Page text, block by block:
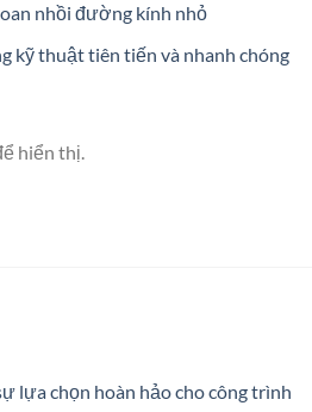
nhồi đường kính nhỏ
kỹ thuật tiên tiến và nhanh chóng
hiển thị.
lựa chọn hoàn hảo cho công trình